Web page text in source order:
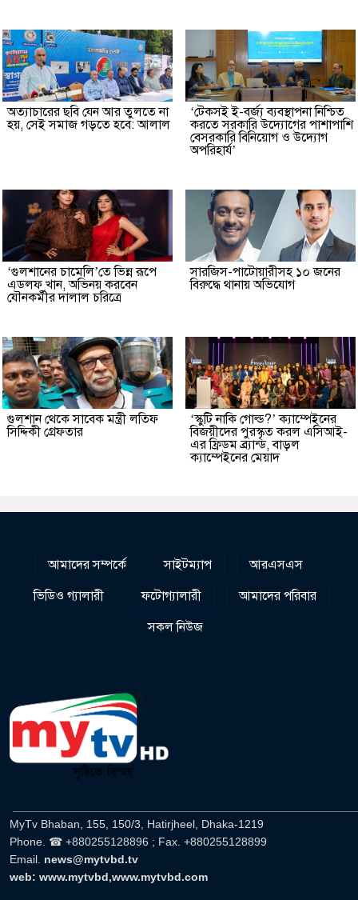
অত্যাচারের ছবি যেন আর তুলতে না
হয়, সেই সমাজ গড়তে হবে: আলাল
‘টেকসই ই-বর্জ্য ব্যবস্থাপনা নিশ্চিত
করতে সরকারি উদ্যোগের পাশাপাশি
বেসরকারি বিনিয়োগ ও উদ্যোগ
অপরিহার্য’
‘গুলশানের চামেলি’তে ভিন্ন রূপে
এডলফ খান, অভিনয় করবেন
যৌনকর্মীর দালাল চরিত্রে
সারজিস-পাটোয়ারীসহ ১০ জনের
বিরুদ্ধে থানায় অভিযোগ
গুলশান থেকে সাবেক মন্ত্রী লতিফ
সিদ্দিকী গ্রেফতার
‘স্কুটি নাকি গোল্ড?’ ক্যাম্পেইনের
বিজয়ীদের পুরস্কৃত করল এসিআই-
এর ফ্রিডম ব্র্যান্ড, বাড়ল
ক্যাম্পেইনের মেয়াদ
আমাদের সম্পর্কে সাইটম্যাপ
আরএসএস
ভিডিও গ্যালারী
ফটোগ্যালারী
আমাদের পরিবার
সকল নিউজ
MyTv Bhaban, 155, 150/3, Hatirjheel, Dhaka-1219
Phone. ☎ +880255128896 ; Fax. +880255128899
Email. news@mytvbd.tv
web: www.mytvbd,www.mytvbd.com